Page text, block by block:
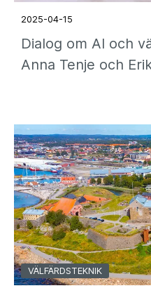
2025-04-15
Dialog om AI och
Anna Tenje och
VÄLFÄRDSTEKNIK